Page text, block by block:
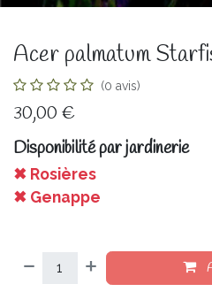
Acer palmatum
(0 avis)
30,00 €
Disponibilité par jardinerie
✖ Rosières
✖ Genappe